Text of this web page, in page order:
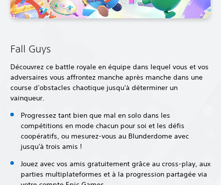
Fall Guys
Découvrez ce battle royale en équipe dans lequel vous et vos
adversaires vous affrontez manche après manche dans une
course d'obstacles chaotique jusqu'à déterminer un
vainqueur.
Progressez tant bien que mal en solo dans les
compétitions en mode chacun pour soi et les défis
coopératifs, ou mesurez-vous au Blunderdome avec
jusqu'à trois amis !
Jouez avec vos amis gratuitement grâce au cross-play, aux
parties multiplateformes et à la progression partagée via